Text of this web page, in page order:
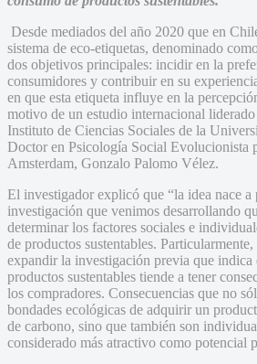
Desde mediados del año 2020 que en
sistema de eco-etiquetas, denominado
dos objetivos principales: incidir en la
consumidores y contribuir en su
en que esta etiqueta influye en la
motivo de un estudio internacional
Instituto de Ciencias Sociales de la
Doctor en Psicología Social Evolucionista
Amsterdam, Gonzalo Palomo Vélez.
El investigador explicó que “la idea nace
investigación que venimos desarrollando
determinar los factores sociales e
de productos sustentables.
expandir la investigación previa que indica
productos sustentables tiende a tener
los compradores. Consecuencias que no
bondades ecológicas de adquirir un
de carbono, sino que también son
considerado más atractivo como potencial